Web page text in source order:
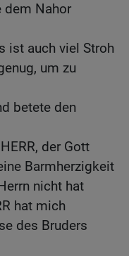
dem Nahor
ist auch viel Stroh
um zu
betete den
der Gott
Barmherzigkeit
nicht hat
hat mich
des Bruders